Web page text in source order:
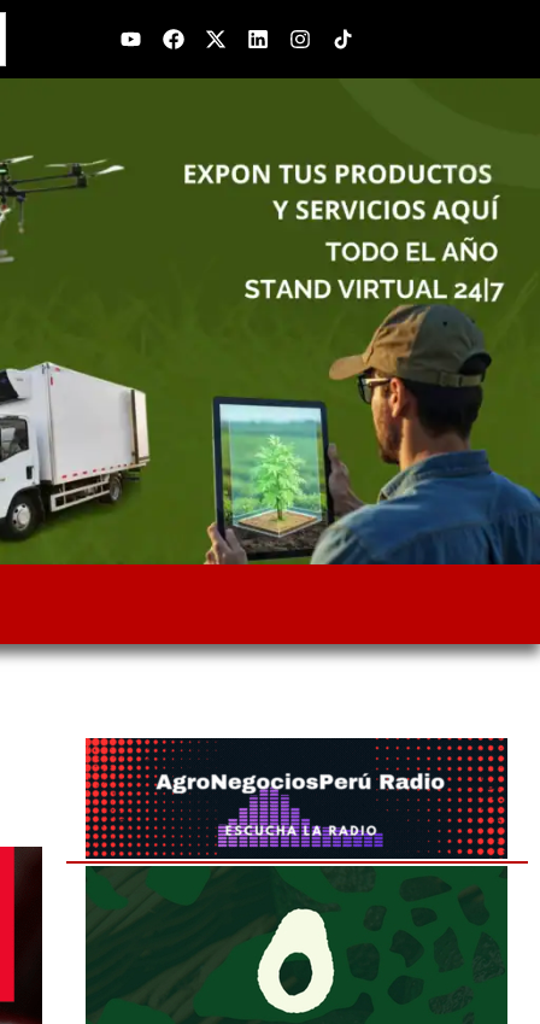
YoutubeFacebook
X-
twitter
LinkedinInstagram